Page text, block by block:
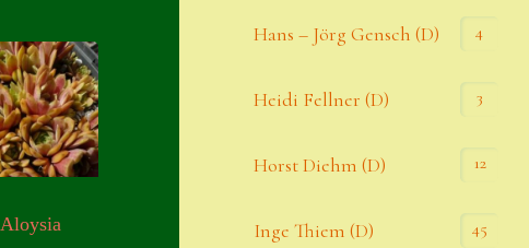
Translator
Versand
Versand von Semps
Aloysia
Hans – Jörg Gensch (D) 4
Heidi Fellner (D) 3
Horst Diehm (D) 12
Inge Thiem (D) 45